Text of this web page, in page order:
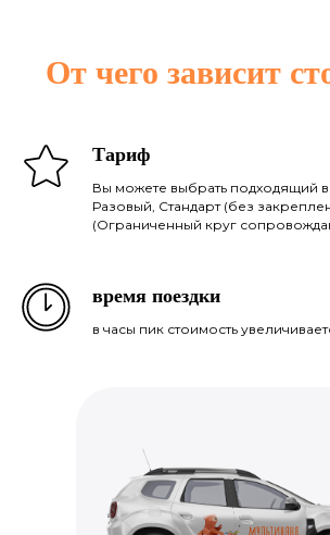
От чего зависит
Тариф
Вы можете выбрать подходящий
Разовый, Стандарт (без
(Ограниченный круг
время поездки
в часы пик стоимость